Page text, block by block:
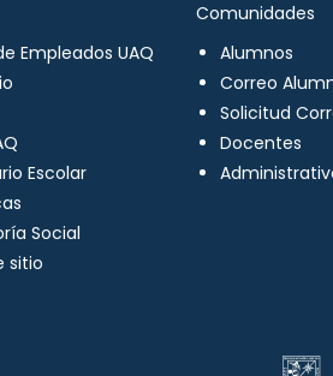
Empleados UAQ
Escolar
Social
sitio
Comunidades
Alumnos
Correo
Solicitud
Docentes